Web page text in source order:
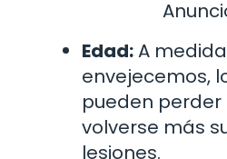
Edad:A
envejecemos,
pueden
volverse más
lesiones.